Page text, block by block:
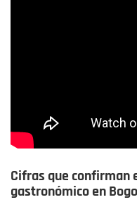
Cifras que
gastronómico en